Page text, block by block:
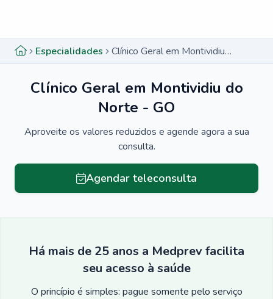
Especialidades Clínico Geral em Montividiu do Norte - GO
Clínico Geral em Montividiu do
Norte - GO
Aproveite os valores reduzidos e agende agora a sua
consulta.
Agendar teleconsulta
Há mais de 25 anos a Medprev facilita
seu acesso à saúde
O princípio é simples: pague somente pelo serviço